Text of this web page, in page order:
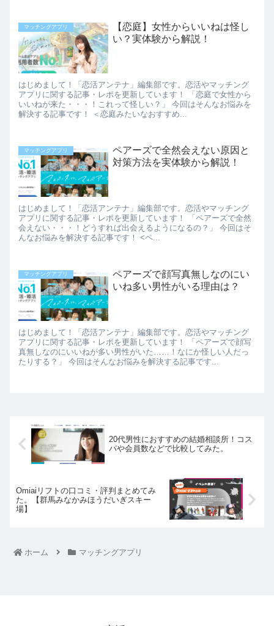
マッチングアプリ
【恋庭】女性からいいねは怪し
い？実体験から解説！
はじめまして！「恋活アンテナ」編集部です。恋活やマッチング
アプリに関する記事・レポを更新しています！ 「恋庭で女性から
いいねが来た・・・！これって怪しい？」 今回はそんなお悩みを
解決する記事です！ ＜恋庭みたいなおすすめ...
マッチングアプリ
ペアーズで全然会えない原因と
対策方法を実体験から解説！
はじめまして！「恋活アンテナ」編集部です。恋活やマッチング
アプリに関する記事・レポを更新しています！ 「ペアーズで全然
会えない・・・！どうすれば出会えるようになるの？」 今回はそ
んなお悩みを解決する記事です！ <ペ...
マッチングアプリ
ペアーズで顔写真無しなのにい
いね多い男性がいる理由は？
はじめまして！「恋活アンテナ」編集部です。恋活やマッチング
アプリに関する記事・レポを更新しています！ 「ペアーズで顔写
真無しなのにいいねが多い男性がいた……！なにか怪しい人だっ
たりする？」 今回はそんなお悩みを解決する記事です...
20代男性におすすめの結婚相談所！コス
パや会員数などで比較してみた。
Omiaiリフトの口コミ・評判まとめてみ
た。【群馬みなかみほうだいぎスキー
場】
ホーム マッチングアプリ